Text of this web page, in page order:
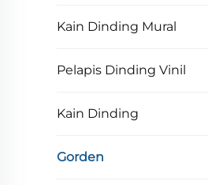
Kain Dinding Mural
Pelapis Dinding Vinil
Kain Dinding
Gorden